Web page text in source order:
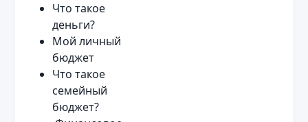
Что такое
деньги?
Мой личный
бюджет
Что такое
семейный
бюджет?